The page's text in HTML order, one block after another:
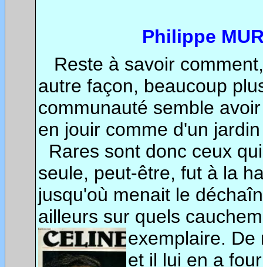
Philippe
Reste à savoir
autre façon, beaucoup
communauté semble
en jouir comme d'un
Rares sont donc ceux
seule, peut-être, fut à la
jusqu'où menait le
ailleurs sur quels
exemplaire.
et il lui en a